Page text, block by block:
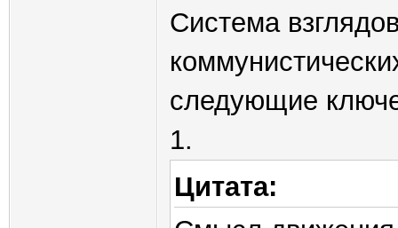
Система
следующие
1.
Цитата: